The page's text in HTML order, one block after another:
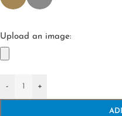
Upload an image:
- +